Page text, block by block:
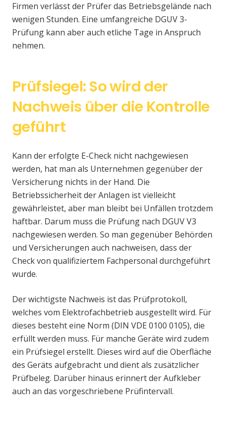
Firmen verlässt der Prüfer das Betriebsgelände nach
wenigen Stunden. Eine umfangreiche DGUV 3-
Prüfung kann aber auch etliche Tage in Anspruch
nehmen.
Prüfsiegel: So wird der
Nachweis über die Kontrolle
geführt
Kann der erfolgte E-Check nicht nachgewiesen
werden, hat man als Unternehmen gegenüber der
Versicherung nichts in der Hand. Die
Betriebssicherheit der Anlagen ist vielleicht
gewährleistet, aber man bleibt bei Unfällen trotzdem
haftbar. Darum muss die Prüfung nach DGUV V3
nachgewiesen werden. So man gegenüber Behörden
und Versicherungen auch nachweisen, dass der
Check von qualifiziertem Fachpersonal durchgeführt
wurde.
Der wichtigste Nachweis ist das Prüfprotokoll,
welches vom Elektrofachbetrieb ausgestellt wird. Für
dieses besteht eine Norm (DIN VDE 0100 0105), die
erfüllt werden muss. Für manche Geräte wird zudem
ein Prüfsiegel erstellt. Dieses wird auf die Oberfläche
des Geräts aufgebracht und dient als zusätzlicher
Prüfbeleg. Darüber hinaus erinnert der Aufkleber
auch an das vorgeschriebene Prüfintervall.